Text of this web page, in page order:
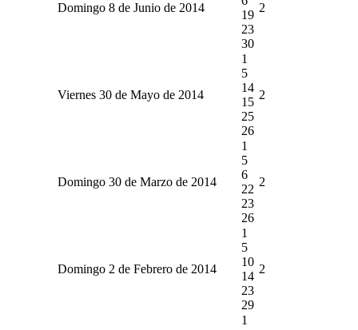
Domingo 8 de Junio de 2014
19
23
30
2
Viernes 30 de Mayo de 2014
1
5
14
15
25
26
2
Domingo 30 de Marzo de 2014
1
5
6
22
23
26
2
Domingo 2 de Febrero de 2014
1
5
10
14
23
29
2
1